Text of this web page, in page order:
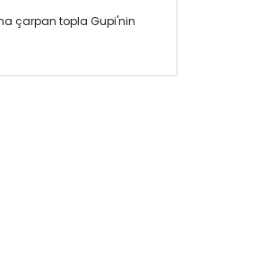
çarpan topla Gupi'nin